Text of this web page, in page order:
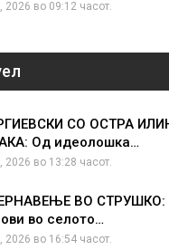
2026 во 09:12 часот.
СО ОСТРА
Од идеолошка…
2026 во 13:28 часот.
ВО СТРУШКО:
во селото…
2026 во 16:54 часот.